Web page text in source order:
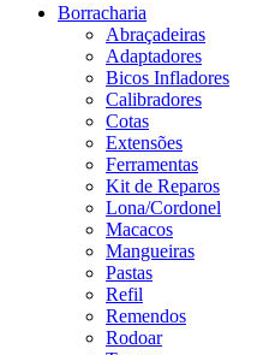
Borracharia
Abraçadeiras
Adaptadores
Bicos Infladores
Calibradores
Cotas
Extensões
Ferramentas
Kit de Reparos
Lona/Cordonel
Macacos
Mangueiras
Pastas
Refil
Remendos
Rodoar